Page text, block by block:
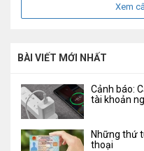
Xem
BÀI VIẾT MỚI NHẤT
Cảnh báo:
tài khoản
Những thứ
thoại